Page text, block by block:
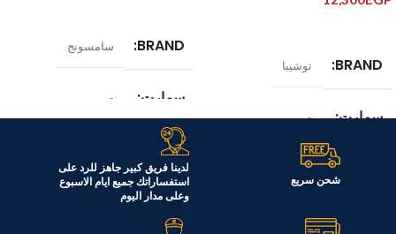
BRAND توشيبا
سمارت نعم
الضمان عامان
BRAND سامسونج
سمارت نعم
الضمان
شحن سريع
لدينا فريق كبير جاهز للرد على
استفساراتك جميع ايام الاسبوع
وعلى مدار اليوم